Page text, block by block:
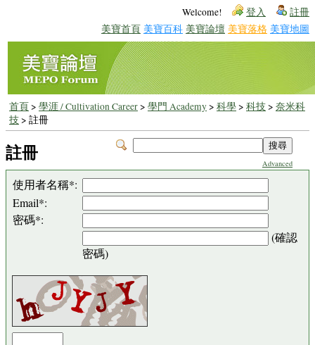
Welcome! 登入 註冊
美寶首頁 美寶百科 美寶論壇 美寶落格 美寶地圖
首頁> 學涯 / Cultivation Career> 學門 Academy> 科學> 科技> 奈米科
技> 註冊
Advanced
註冊
使用者名稱*:
Email*:
密碼*:
(確認
密碼)